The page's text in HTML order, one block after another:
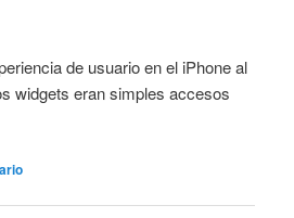
de usuario en el iPhone al
widgets eran simples accesos